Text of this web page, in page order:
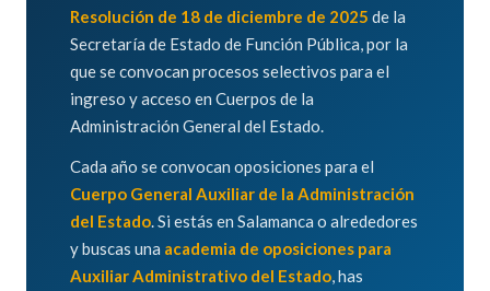
Resolución de 18 de diciembre de 2025 de la
Secretaría de Estado de Función Pública, por la
que se convocan procesos selectivos para el
ingreso y acceso en Cuerpos de la
Administración General del Estado.
Cada año se convocan oposiciones para el
Cuerpo General Auxiliar de la Administración
del Estado. Si estás en Salamanca o alrededores
y buscas una academia de oposiciones para
Auxiliar Administrativo del Estado, has